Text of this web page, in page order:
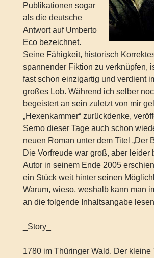
Publikationen sogar
als die deutsche
Antwort auf Umberto
Eco bezeichnet.
Seine Fähigkeit, historisch
spannender Fiktion zu verknüpfen,
fast schon einzigartig und verdient
großes Lob. Während ich selber
begeistert an sein zuletzt von mir
„Hexenkammer“ zurückdenke,
Serno dieser Tage auch schon
neuen Roman unter dem Titel „Der
Die Vorfreude war groß, aber leider
Autor in seinem Ende 2005
ein Stück weit hinter seinen
Warum, wieso, weshalb kann man
an die folgende Inhaltsangabe
_Story_
1780 im Thüringer Wald. Der kleine